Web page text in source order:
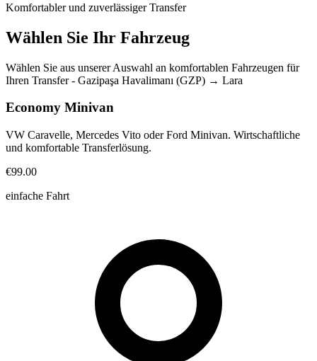
Komfortabler und zuverlässiger Transfer
Wählen Sie Ihr Fahrzeug
Wählen Sie aus unserer Auswahl an komfortablen Fahrzeugen für
Ihren Transfer- Gazipaşa Havalimanı (GZP) → Lara
Economy Minivan
VW Caravelle, Mercedes Vito oder Ford Minivan. Wirtschaftliche
und komfortable Transferlösung.
€99.00
einfache Fahrt